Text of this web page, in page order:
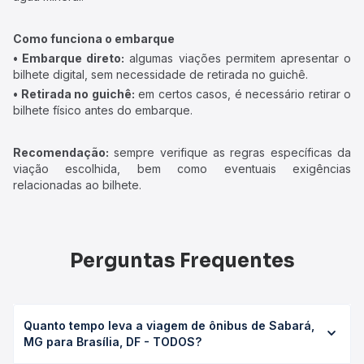
Como funciona o embarque
• Embarque direto: algumas viações permitem apresentar o
bilhete digital, sem necessidade de retirada no guichê.
• Retirada no guichê: em certos casos, é necessário retirar o
bilhete físico antes do embarque.
Recomendação: sempre verifique as regras específicas da
viação escolhida, bem como eventuais exigências
relacionadas ao bilhete.
Perguntas Frequentes
Quanto tempo leva a viagem de ônibus de Sabará,
MG para Brasília, DF - TODOS?